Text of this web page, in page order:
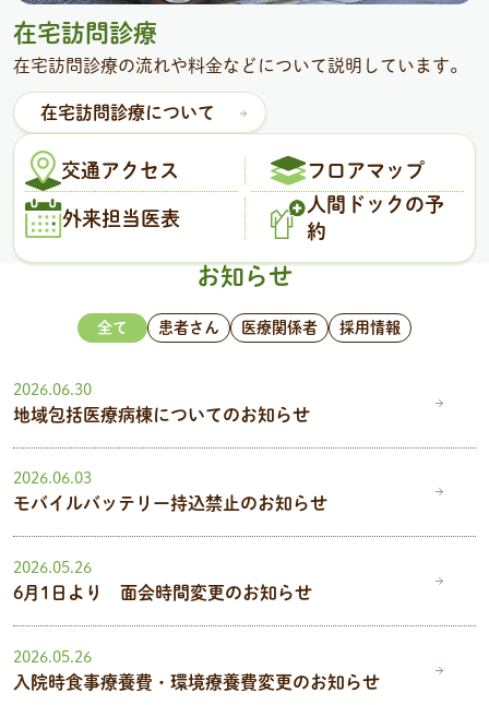
在宅訪問診療
在宅訪問診療の流れや料金などについて説明しています。
在宅訪問診療について
交通アクセス フロアマップ
外来担当医表
人間ドックの予
約
お知らせ
全て 患者さん 医療関係者 採用情報
2026.06.30
地域包括医療病棟についてのお知らせ
2026.06.03
モバイルバッテリー持込禁止のお知らせ
2026.05.26
6月1日より 面会時間変更のお知らせ
2026.05.26
入院時食事療養費・環境療養費変更のお知らせ